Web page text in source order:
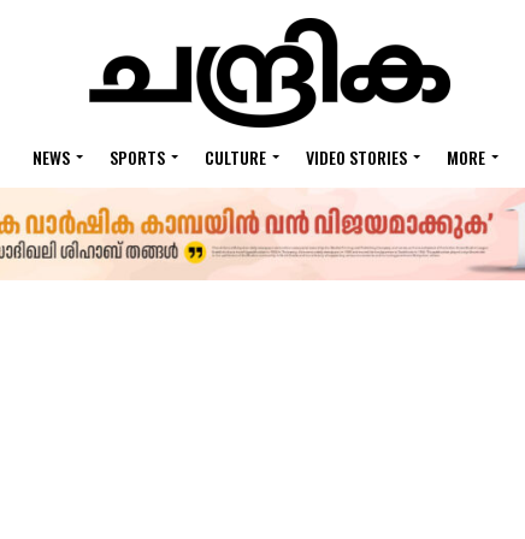
NEWS SPORTS CULTURE VIDEO STORIES MORE